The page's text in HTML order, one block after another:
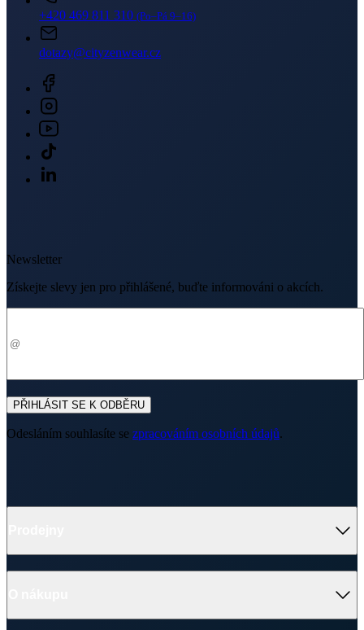
+420 469 811 310 (Po–Pá 9–16)
dotazy@cityzenwear.cz
Newsletter
Získejte slevy jen pro přihlášené, buďte informováni o akcích.
PŘIHLÁSIT SE K ODBĚRU
Odesláním souhlasíte se zpracováním osobních údajů.